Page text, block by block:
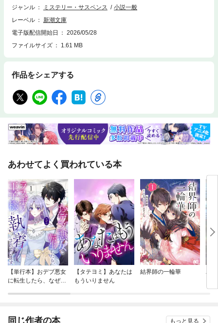
ジャンル
ミステリー・サスペンス
小説一般
レーベル
新潮文庫
電子版配信開始日
2026/05/28
ファイルサイズ
1.61 MB
作品をシェアする
あわせてよく買われている本
【単行本】おデブ悪女
に転生したら、なぜか
【タテヨミ】あなたは
もういりません
結界師の一輪華
バ
今
同じ作者の本 もっと見る